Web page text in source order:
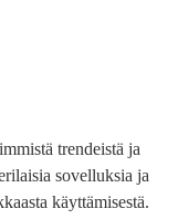
trendeistä ja
sovelluksia ja
käyttämisestä.